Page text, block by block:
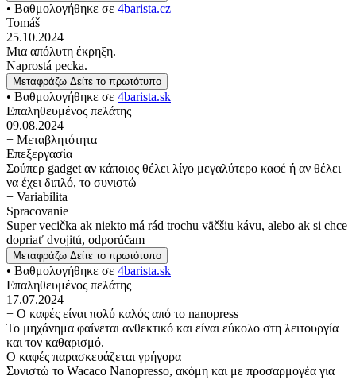
• Βαθμολογήθηκε σε 4barista.cz
Tomáš
25.10.2024
Μια απόλυτη έκρηξη.
Naprostá pecka.
Μεταφράζω Δείτε το πρωτότυπο
• Βαθμολογήθηκε σε 4barista.sk
Επαληθευμένος πελάτης
09.08.2024
+ Μεταβλητότητα
Επεξεργασία
Σούπερ gadget αν κάποιος θέλει λίγο μεγαλύτερο καφέ ή αν θέλει
να έχει διπλό, το συνιστώ
+ Variabilita
Spracovanie
Super vecička ak niekto má rád trochu väčšiu kávu, alebo ak si chce
dopriať dvojitú, odporúčam
Μεταφράζω Δείτε το πρωτότυπο
• Βαθμολογήθηκε σε 4barista.sk
Επαληθευμένος πελάτης
17.07.2024
+ Ο καφές είναι πολύ καλός από το nanopress
Το μηχάνημα φαίνεται ανθεκτικό και είναι εύκολο στη λειτουργία
και τον καθαρισμό.
Ο καφές παρασκευάζεται γρήγορα
Συνιστώ το Wacaco Nanopresso, ακόμη και με προσαρμογέα για